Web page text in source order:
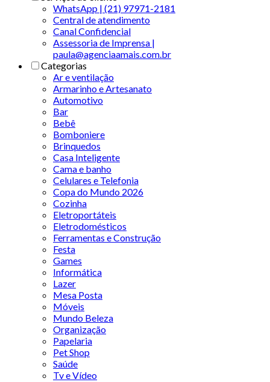
WhatsApp | (21) 97971-2181
Central de atendimento
Canal Confidencial
Assessoria de Imprensa |
paula@agenciaamais.com.br
Categorias
Ar e ventilação
Armarinho e Artesanato
Automotivo
Bar
Bebê
Bomboniere
Brinquedos
Casa Inteligente
Cama e banho
Celulares e Telefonia
Copa do Mundo 2026
Cozinha
Eletroportáteis
Eletrodomésticos
Ferramentas e Construção
Festa
Games
Informática
Lazer
Mesa Posta
Móveis
Mundo Beleza
Organização
Papelaria
Pet Shop
Saúde
Tv e Vídeo